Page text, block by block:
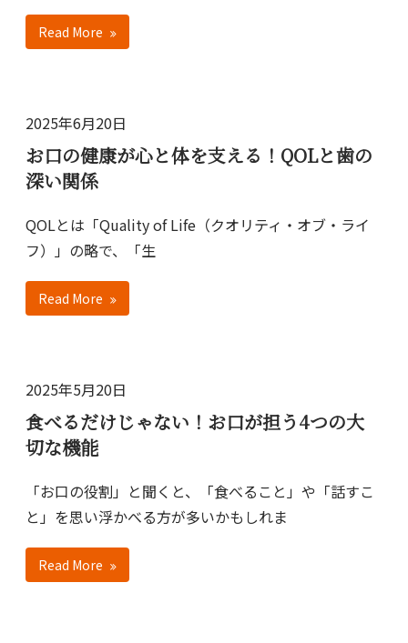
Read More
2025年6月20日
お口の健康が心と体を支える！QOLと歯の
深い関係
QOLとは「Quality of Life（クオリティ・オブ・ライ
フ）」の略で、「生
Read More
2025年5月20日
食べるだけじゃない！お口が担う4つの大
切な機能
「お口の役割」と聞くと、「食べること」や「話すこ
と」を思い浮かべる方が多いかもしれま
Read More